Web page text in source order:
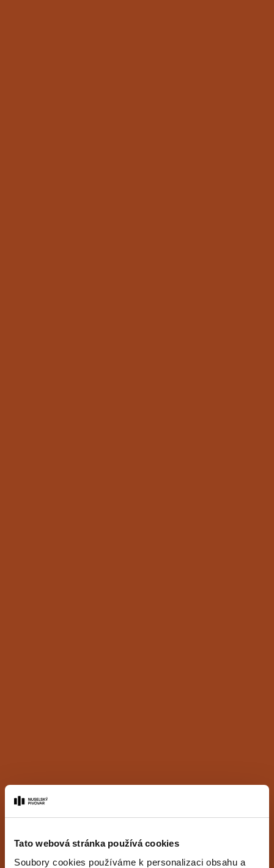
Tato webová stránka používá cookies
Soubory cookies používáme k personalizaci obsahu a